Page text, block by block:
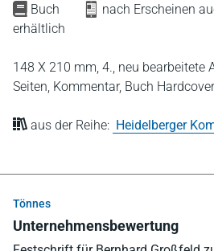
Buch
nach Erscheinen
erhältlich
148 X 210 mm, 4., neu bearbeitete
Seiten, Kommentar, Buch Hardcover
aus der Reihe: Heidelberger
Tönnes
Unternehmensbewertung